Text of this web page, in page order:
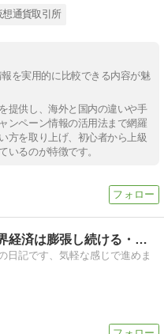
想通貨取引所
を実用的に比較できる内容が魅
提供し、海外と国内の違いや手
ンペーン情報の活用法まで網羅
方を取り上げ、初心者から上級
いるのが特徴です。
仮想通貨日記 世界経済は膨張し続ける・・・
日記です、気軽な感じで進めま